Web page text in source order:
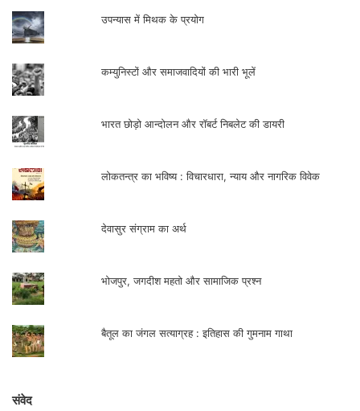
उपन्यास में मिथक के प्रयोग
कम्युनिस्टों और समाजवादियों की भारी भूलें
भारत छोड़ो आन्दोलन और रॉबर्ट निबलेट की डायरी
लोकतन्त्र का भविष्य : विचारधारा, न्याय और नागरिक विवेक
देवासुर संग्राम का अर्थ
भोजपुर, जगदीश महतो और सामाजिक प्रश्न
बैतूल का जंगल सत्याग्रह : इतिहास की गुमनाम गाथा
संवेद